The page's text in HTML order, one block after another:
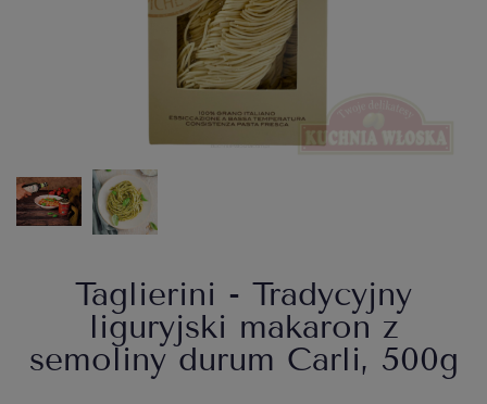
Taglierini - Tradycyjny
liguryjski makaron z
semoliny durum Carli, 500g